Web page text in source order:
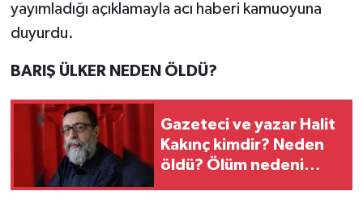
yayımladığı açıklamayla acı haberi kamuoyuna
duyurdu.
BARIŞ ÜLKER NEDEN ÖLDÜ?
Gazeteci ve yazar Halit
Kakınç kimdir? Neden
öldü? Ölüm nedeni